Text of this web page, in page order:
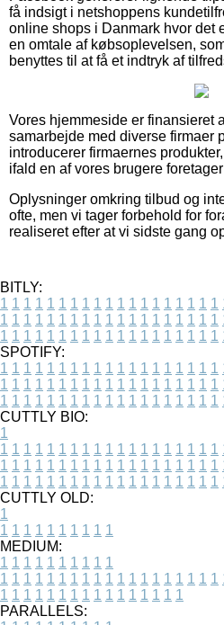
få indsigt i netshoppens
online shops i Danmark hvor det
en omtale af købsoplevelsen,
benyttes til at få et indtryk af
Vores hjemmeside er finansieret
samarbejde med diverse firmaer
introducerer firmaernes
ifald en af vores brugere
Oplysninger omkring tilbud og
ofte, men vi tager forbehold for
realiseret efter at vi sidste gang
BITLY:
1 1 1 1 1 1 1 1 1 1 1 1 1 1 1 1 1 1 1
1 1 1 1 1 1 1 1 1 1 1 1 1 1 1 1 1 1 1
1 1 1 1 1 1 1 1 1 1 1 1 1 1 1 1 1 1 1
SPOTIFY:
1 1 1 1 1 1 1 1 1 1 1 1 1 1 1 1 1 1 1
1 1 1 1 1 1 1 1 1 1 1 1 1 1 1 1 1 1 1
1 1 1 1 1 1 1 1 1 1 1 1 1 1 1 1 1 1 1
CUTTLY BIO:
1
1 1 1 1 1 1 1 1 1 1 1 1 1 1 1 1 1 1 1
1 1 1 1 1 1 1 1 1 1 1 1 1 1 1 1 1 1 1
1 1 1 1 1 1 1 1 1 1 1 1 1 1 1 1 1 1 1
CUTTLY OLD:
1
1 1 1 1 1 1 1 1 1 1
MEDIUM:
1 1 1 1 1 1 1 1 1 1
1 1 1 1 1 1 1 1 1 1 1 1 1 1 1 1 1 1 1
1 1 1 1 1 1 1 1 1 1 1 1 1 1 1 1
PARALLELS: